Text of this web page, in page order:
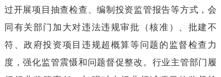
过开展项目抽查检查、编制投资监管报告等方式，会
同有关部门加大对违法违规审批（核准）、批建不
符、政府投资项目违规超概算等问题的监督检查力
度，强化监管震慑和问题督促整改。行业主管部门履